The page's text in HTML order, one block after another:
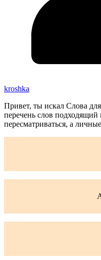
kroshka
Привет, ты искал Слова
перечень слов
пересматриваться, а